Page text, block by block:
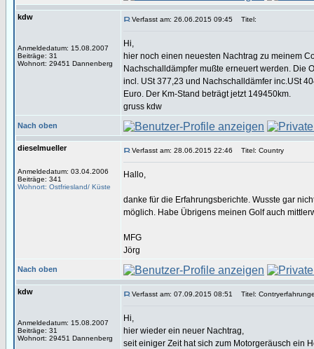
kdw
Anmeldedatum: 15.08.2007
Beiträge: 31
Wohnort: 29451 Dannenberg
Verfasst am: 26.06.2015 09:45 Titel:
Hi,
hier noch einen neuesten Nachtrag zu meinem
Nachschalldämpfer mußte erneuert werden. Die
incl. USt 377,23 und Nachschalldämfer inc.USt
Euro. Der Km-Stand beträgt jetzt 149450km.
gruss kdw
Nach oben
dieselmueller
Anmeldedatum: 03.04.2006
Beiträge: 341
Wohnort: Ostfriesland/ Küste
Verfasst am: 28.06.2015 22:46 Titel: Country
Hallo,
danke für die Erfahrungsberichte. Wusste gar
möglich. Habe Übrigens meinen Golf auch
MFG
Jörg
Nach oben
kdw
Anmeldedatum: 15.08.2007
Beiträge: 31
Wohnort: 29451 Dannenberg
Verfasst am: 07.09.2015 08:51 Titel:
Hi,
hier wieder ein neuer Nachtrag,
seit einiger Zeit hat sich zum Motorgeräusch ein